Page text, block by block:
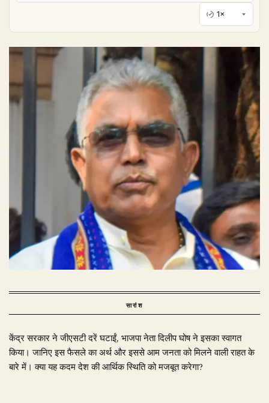
सारांश
केंद्र सरकार ने जीएसटी दरें घटाईं, भाजपा नेता दिलीप घोष ने इसका स्वागत
किया। जानिए इस फैसले का अर्थ और इससे आम जनता को मिलने वाली राहत के
बारे में। क्या यह कदम देश की आर्थिक स्थिति को मजबूत करेगा?